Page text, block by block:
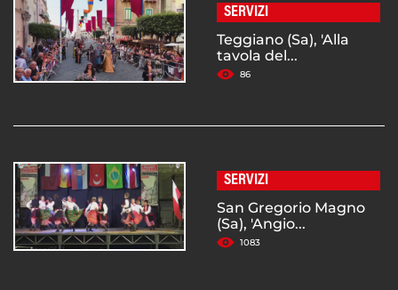
SERVIZI
Teggiano (Sa), 'Alla
tavola del...
86
SERVIZI
San Gregorio Magno
(Sa), 'Angio...
1083